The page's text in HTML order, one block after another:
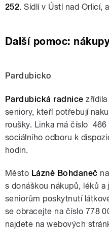
252. Sídlí v Ústí nad Orlicí,
Další pomoc:
Pardubicko
Pardubická radnice
seniory, kteří potřebují
roušky. Linka má číslo
sociálního odboru k
hodin.
Město Lázně Bohdaneč
s donáškou nákupů, léků a
seniorům poskytnutí
se obracejte na číslo 778
najdete na webových